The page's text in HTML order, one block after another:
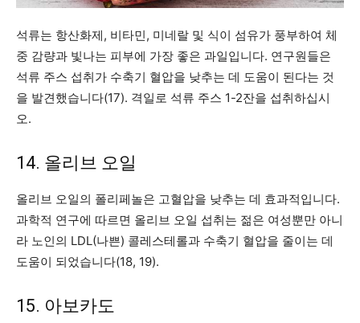
석류는 항산화제, 비타민, 미네랄 및 식이 섬유가 풍부하여 체
중 감량과 빛나는 피부에 가장 좋은 과일입니다. 연구원들은
석류 주스 섭취가 수축기 혈압을 낮추는 데 도움이 된다는 것
을 발견했습니다(17). 격일로 석류 주스 1-2잔을 섭취하십시
오.
14. 올리브 오일
올리브 오일의 폴리페놀은 고혈압을 낮추는 데 효과적입니다.
과학적 연구에 따르면 올리브 오일 섭취는 젊은 여성뿐만 아니
라 노인의 LDL(나쁜) 콜레스테롤과 수축기 혈압을 줄이는 데
도움이 되었습니다(18, 19).
15. 아보카도